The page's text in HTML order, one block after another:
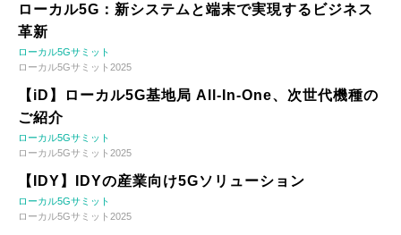
ローカル5G：新システムと端末で実現するビジネス
革新
ローカル5Gサミット
ローカル5Gサミット2025
【iD】ローカル5G基地局 All-In-One、次世代機種の
ご紹介
ローカル5Gサミット
ローカル5Gサミット2025
【IDY】IDYの産業向け5Gソリューション
ローカル5Gサミット
ローカル5Gサミット2025